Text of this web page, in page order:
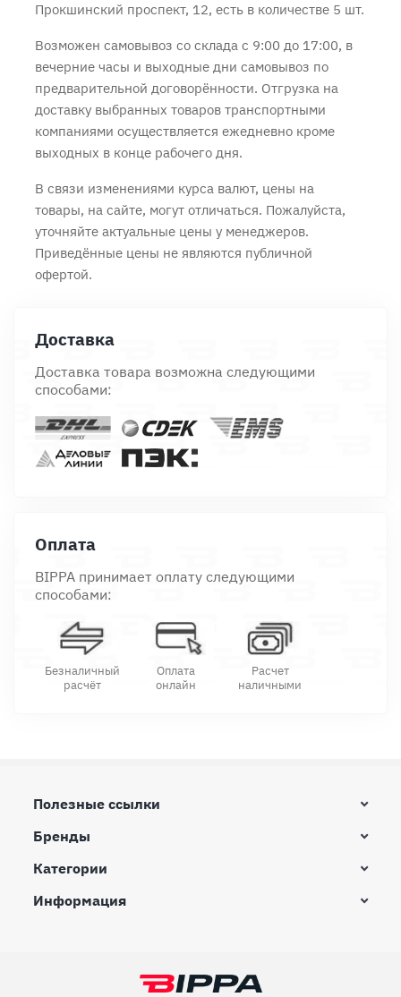
Прокшинский проспект, 12, есть в количестве 5 шт.
Возможен самовывоз со склада с 9:00 до 17:00, в
вечерние часы и выходные дни самовывоз по
предварительной договорённости. Отгрузка на
доставку выбранных товаров транспортными
компаниями осуществляется ежедневно кроме
выходных в конце рабочего дня.
В связи изменениями курса валют, цены на
товары, на сайте, могут отличаться. Пожалуйста,
уточняйте актуальные цены у менеджеров.
Приведённые цены не являются публичной
офертой.
Доставка
Доставка товара возможна следующими
способами:
Оплата
BIPPA принимает оплату следующими
способами:
Безналичный
расчёт
Оплата
онлайн
Расчет
наличными
Полезные ссылки
Бренды
Категории
Информация